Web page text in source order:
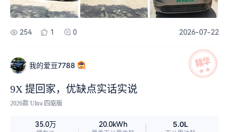
启零重力模式,节假日长途自驾,副驾、二排坐着不容
易腰酸,加热、通风、 按摩全部配齐。 3、EA211 1.5
T增程器很稳,支持92号油。 日常通勤有家充基本纯
玩没有 里程焦虑,满油满电综合续航1600km。 4、
底盘质感在线。双腔空气悬架+DCC减 振，德系调
校扎实。过减速带、坑洼路面滤震柔和,高速行驶稳,
侧倾控制优秀，不容易晕车。 吐槽不足,不吹不黑
1、车机生态对比新势力偏弱,可下载应用 不多,连续
多条语音指令识别偶尔跟不上,期待后续OTA持续优
出行+大量行李,装载能力有限; 3、21寸轮穀没有备
254 1 0 2026-07-22
我的爱豆7788
9X 提回家，优缺点实话实说
2026款 Ultra 四驱版
35.0万 20.0kWh 5.0L